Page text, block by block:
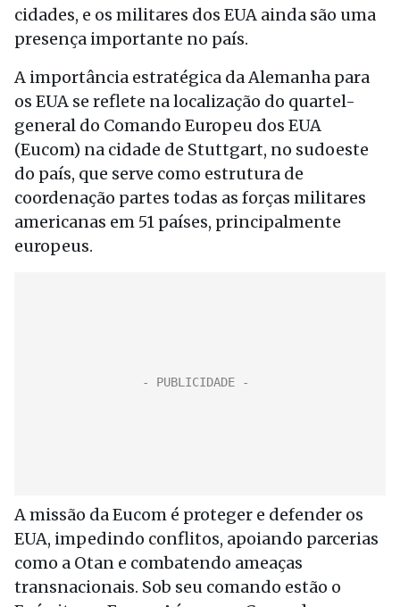
cidades, e os militares dos EUA ainda são uma
presença importante no país.
A importância estratégica da Alemanha para
os EUA se reflete na localização do quartel-
general do Comando Europeu dos EUA
(Eucom) na cidade de Stuttgart, no sudoeste
do país, que serve como estrutura de
coordenação partes todas as forças militares
americanas em 51 países, principalmente
europeus.
A missão da Eucom é proteger e defender os
EUA, impedindo conflitos, apoiando parcerias
como a Otan e combatendo ameaças
transnacionais. Sob seu comando estão o